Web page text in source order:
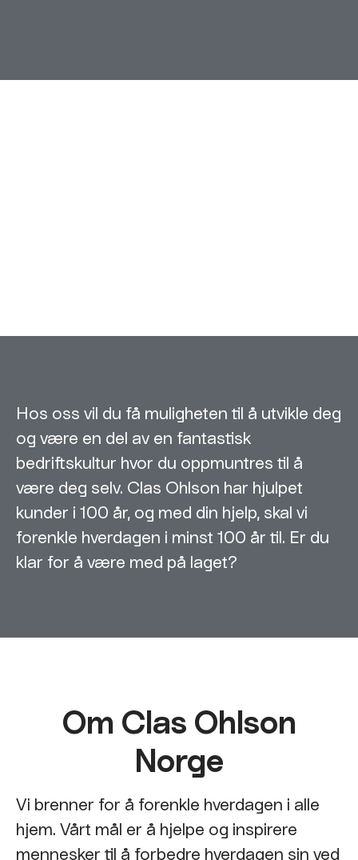
Hos oss vil du få muligheten til å utvikle deg
og være en del av en fantastisk
bedriftskultur hvor du oppmuntres til å
være deg selv. Clas Ohlson har hjulpet
kunder i 100 år, og med din hjelp, skal vi
forenkle hverdagen i minst 100 år til. Er du
klar for å være med på laget?
Om Clas Ohlson
Norge
Vi brenner for å forenkle hverdagen i alle
hjem. Vårt mål er å hjelpe og inspirere
mennesker til å forbedre hverdagen sin ved